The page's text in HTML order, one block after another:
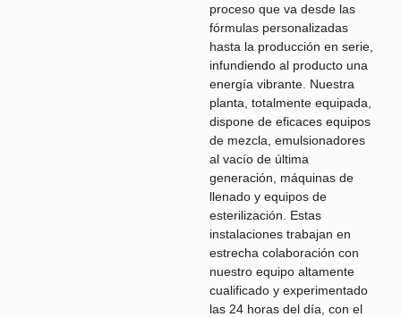
proceso que va desde las
fórmulas personalizadas
hasta la producción en serie,
infundiendo al producto una
energía vibrante. Nuestra
planta, totalmente equipada,
dispone de eficaces equipos
de mezcla, emulsionadores
al vacío de última
generación, máquinas de
llenado y equipos de
esterilización. Estas
instalaciones trabajan en
estrecha colaboración con
nuestro equipo altamente
cualificado y experimentado
las 24 horas del día, con el